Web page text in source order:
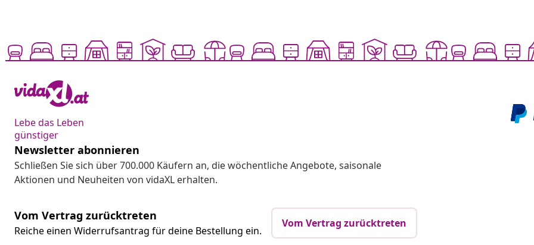
Lebe das Leben
günstiger
Newsletter abonnieren
Schließen Sie sich über 700.000 Käufern an, die wöchentliche Angebote, saisonale
Aktionen und Neuheiten von vidaXL erhalten.
Vom Vertrag zurücktreten
Reiche einen Widerrufsantrag für deine Bestellung ein.
Vom Vertrag zurücktreten